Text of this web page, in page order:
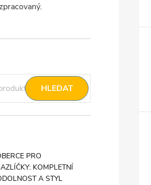
HLEDAT
PRO
KOMPLETNÍ
A STYL